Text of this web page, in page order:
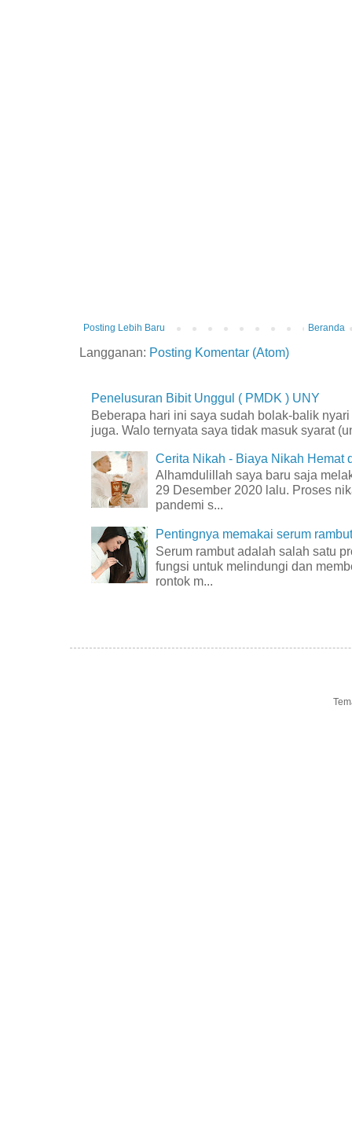
Posting Lebih Baru Beranda
Langganan: Posting Komentar (Atom)
Penelusuran Bibit Unggul ( PMDK ) UNY
Beberapa hari ini saya sudah bolak-balik
juga. Walo ternyata saya tidak masuk syarat
Cerita Nikah - Biaya Nikah Hemat
Alhamdulillah saya baru saja
29 Desember 2020 lalu. Proses
pandemi s...
Pentingnya memakai serum
Serum rambut adalah salah satu
fungsi untuk melindungi dan
rontok m...